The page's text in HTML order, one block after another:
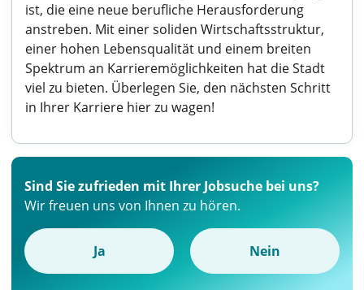
ist, die eine neue berufliche Herausforderung
anstreben. Mit einer soliden Wirtschaftsstruktur,
einer hohen Lebensqualität und einem breiten
Spektrum an Karrieremöglichkeiten hat die Stadt
viel zu bieten. Überlegen Sie, den nächsten Schritt
in Ihrer Karriere hier zu wagen!
Sind Sie zufrieden mit Ihrer Jobsuche bei uns?
Wir freuen uns von Ihnen zu hören.
Ja Nein